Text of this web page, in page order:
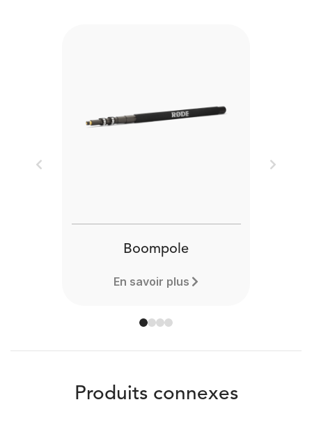
Boompole
En savoir plus
Previous Next
Produits connexes